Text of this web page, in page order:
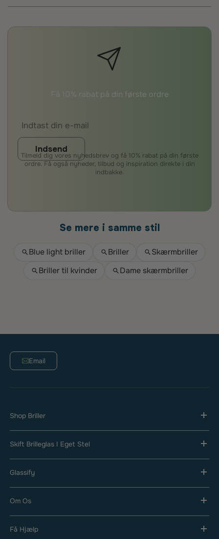
Få 10% rabat på din første ordre
Indsend
Tilmeld dig vores nyhedsbrev og få 10% rabat på din første
ordre. Få også nyheder, tilbud og inspiration direkte i din
indbakke.
Se mere i samme stil
Blue light briller Briller
Skærmbriller
Briller til kvinder
Dame skærmbriller
Email
Shop Briller
Skift Brilleglas I Eget Stel
Glassify
Om Os
Få Hjælp